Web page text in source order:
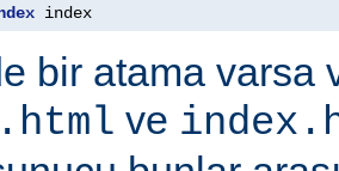
index
bir atama varsa
ve